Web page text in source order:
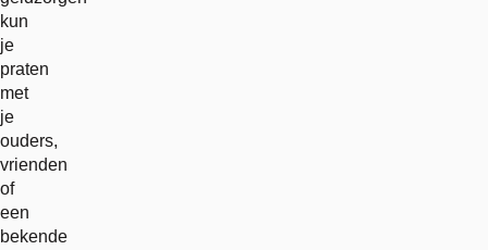
kun
je
praten
met
je
ouders,
vrienden
of
een
bekende